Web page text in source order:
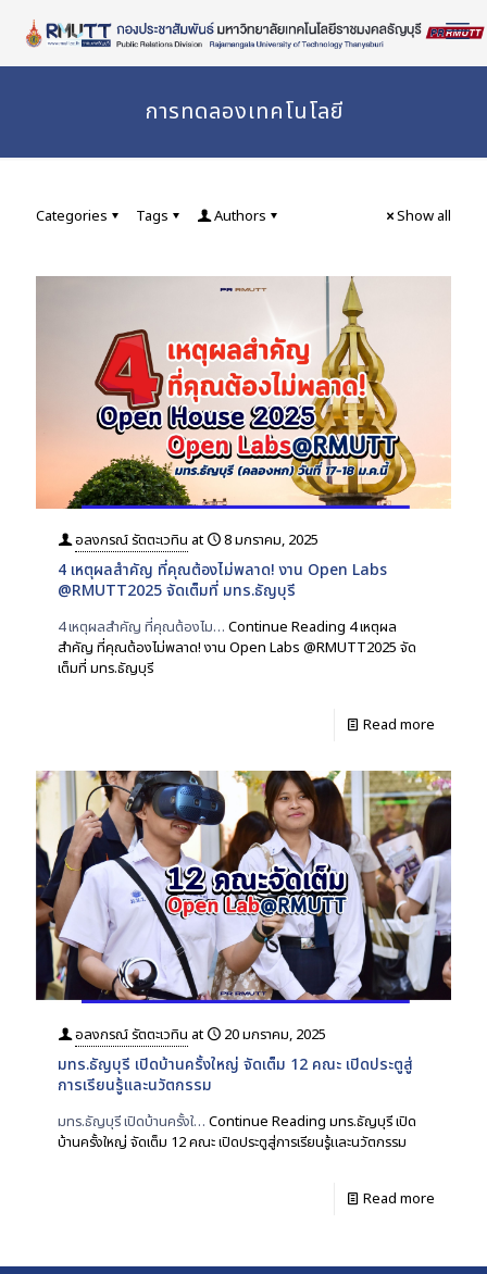
Content
การทดลองเทคโนโลยี
Categories Tags Authors Show all
อลงกรณ์ รัตตะเวทิน at 8 มกราคม, 2025
4 เหตุผลสำคัญ ที่คุณต้องไม่พลาด! งาน Open Labs
@RMUTT2025 จัดเต็มที่ มทร.ธัญบุรี
4 เหตุผลสำคัญ ที่คุณต้องไม… Continue Reading 4 เหตุผล
สำคัญ ที่คุณต้องไม่พลาด! งาน Open Labs @RMUTT2025 จัด
เต็มที่ มทร.ธัญบุรี
Read more
อลงกรณ์ รัตตะเวทิน at 20 มกราคม, 2025
มทร.ธัญบุรี เปิดบ้านครั้งใหญ่ จัดเต็ม 12 คณะ เปิดประตูสู่
การเรียนรู้และนวัตกรรม
มทร.ธัญบุรี เปิดบ้านครั้งใ… Continue Reading มทร.ธัญบุรี เปิด
บ้านครั้งใหญ่ จัดเต็ม 12 คณะ เปิดประตูสู่การเรียนรู้และนวัตกรรม
Read more